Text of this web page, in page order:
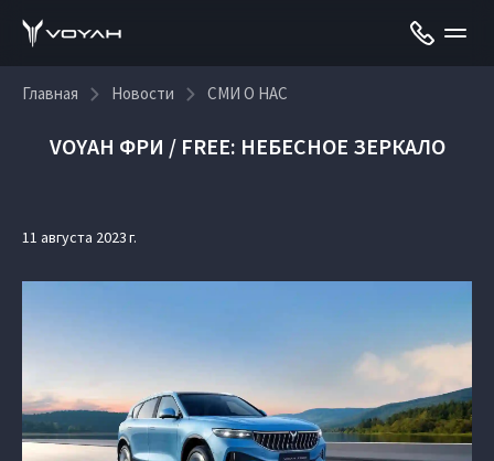
Главная Новости СМИ О НАС
VOYAH ФРИ / FREE: НЕБЕСНОЕ ЗЕРКАЛО
11 августа 2023 г.